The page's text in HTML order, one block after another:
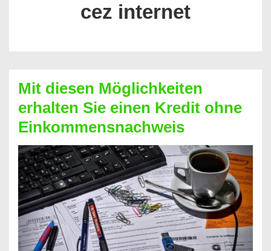
cez internet
Mit diesen Möglichkeiten
erhalten Sie einen Kredit ohne
Einkommensnachweis